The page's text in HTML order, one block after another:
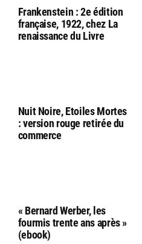
Frankenstein : 2e édition
française, 1922, chez La
renaissance du Livre
Nuit Noire, Etoiles Mortes
: version rouge retirée du
commerce
« Bernard Werber, les
fourmis trente ans après »
(ebook)